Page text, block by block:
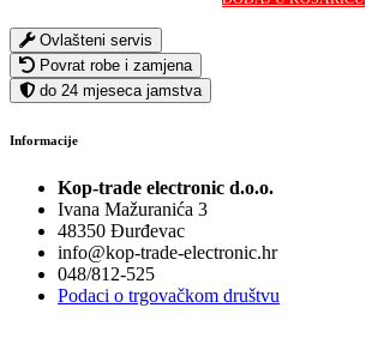
Ovlašteni servis
Povrat robe i zamjena
do 24 mjeseca jamstva
Informacije
Kop-trade electronic d.o.o.
Ivana Mažuranića 3
48350 Đurđevac
info@kop-trade-electronic.hr
048/812-525
Podaci o trgovačkom društvu